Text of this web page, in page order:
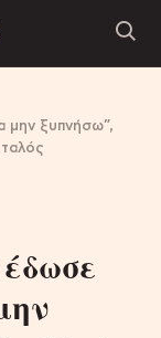
μην ξυπνήσω”,